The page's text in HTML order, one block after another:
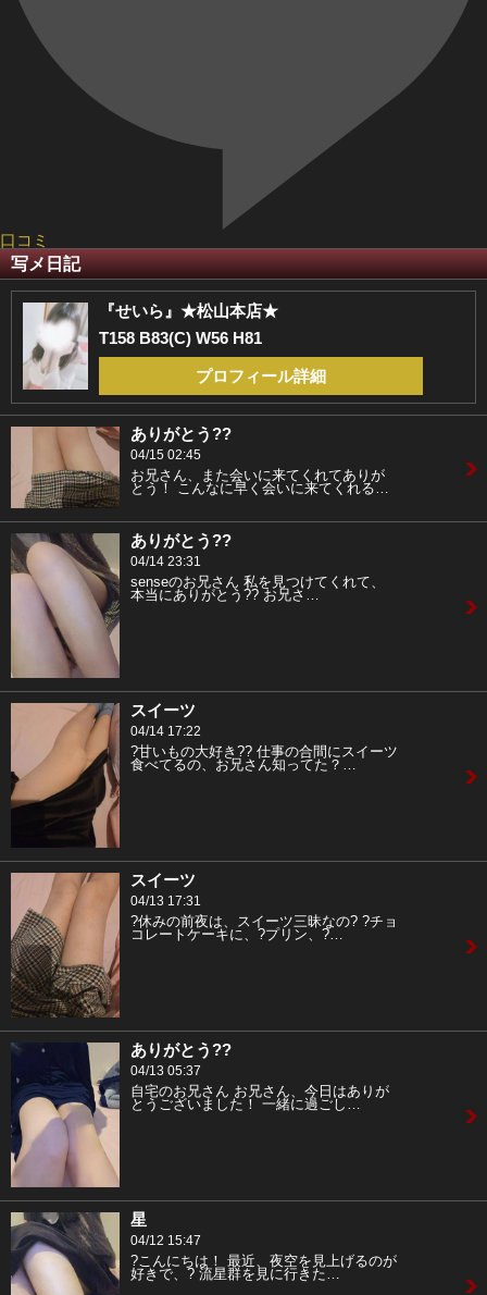
口コミ
写メ日記
『せいら』★松山本店★
T158 B83(C) W56 H81
プロフィール詳細
ありがとう??
04/15 02:45
お兄さん、また会いに来てくれてありが
とう！ こんなに早く会いに来てくれる…
ありがとう??
04/14 23:31
senseのお兄さん 私を見つけてくれて、
本当にありがとう?? お兄さ…
スイーツ
04/14 17:22
?甘いもの大好き?? 仕事の合間にスイーツ
食べてるの、お兄さん知ってた？…
スイーツ
04/13 17:31
?休みの前夜は、スイーツ三昧なの? ?チョ
コレートケーキに、?プリン、?…
ありがとう??
04/13 05:37
自宅のお兄さん お兄さん、今日はありが
とうございました！ 一緒に過ごし…
星
04/12 15:47
?こんにちは！ 最近、夜空を見上げるのが
好きで、? 流星群を見に行きた…